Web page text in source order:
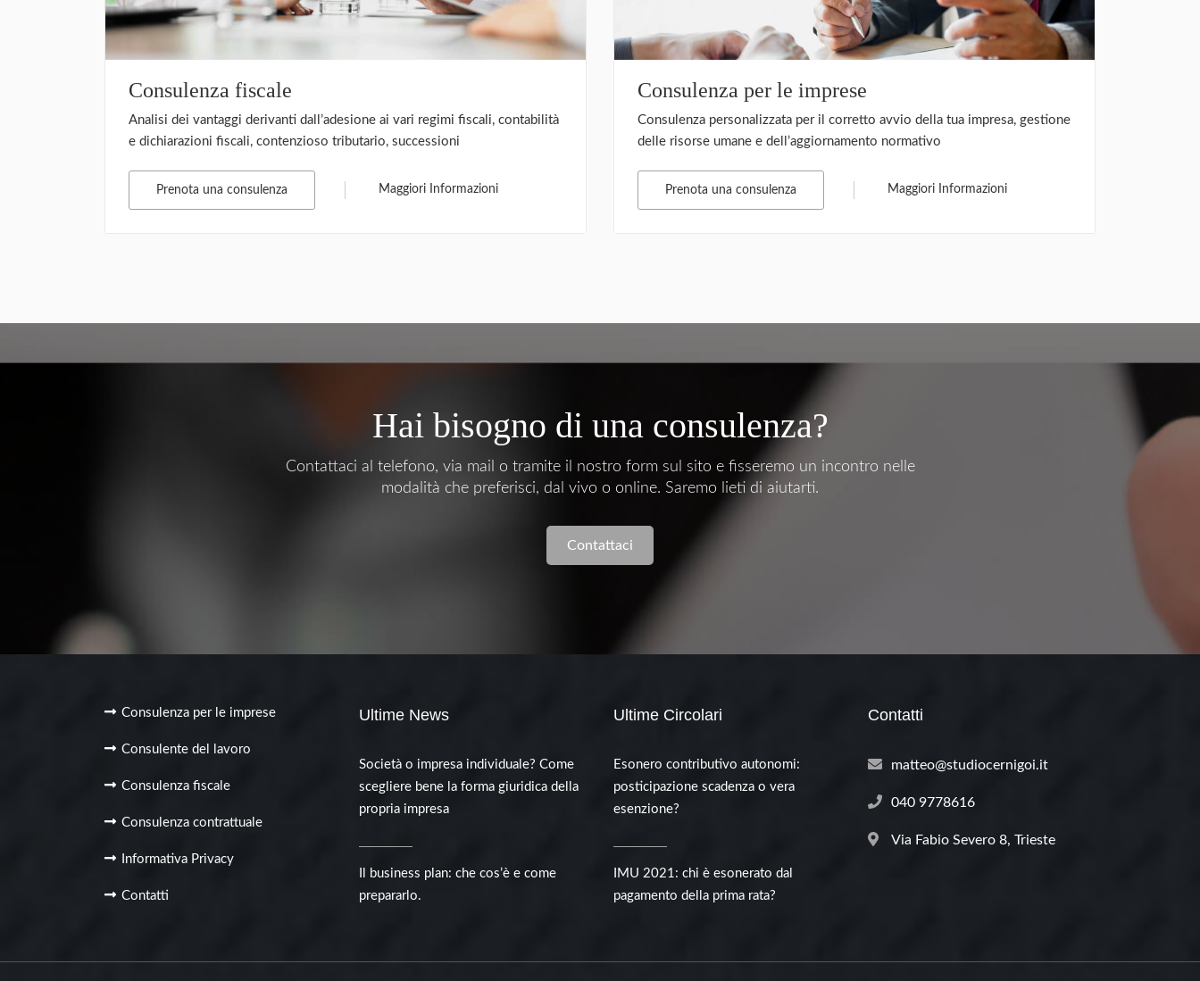
Consulenza fiscale
Analisi dei vantaggi derivanti dall’adesione ai vari regimi fiscali, contabilità
e dichiarazioni fiscali, contenzioso tributario, successioni
Prenota una consulenza Maggiori Informazioni
Consulenza per le imprese
Consulenza personalizzata per il corretto avvio della tua impresa, gestione
delle risorse umane e dell’aggiornamento normativo
Prenota una consulenza Maggiori Informazioni
Hai bisogno di una consulenza?
Contattaci al telefono, via mail o tramite il nostro form sul sito e fisseremo un incontro nelle
modalità che preferisci, dal vivo o online. Saremo lieti di aiutarti.
Contattaci
Consulenza per le imprese
Consulente del lavoro
Consulenza fiscale
Consulenza contrattuale
Informativa Privacy
Contatti
Ultime News
Società o impresa individuale? Come
scegliere bene la forma giuridica della
propria impresa
Il business plan: che cos’è e come
prepararlo.
Ultime Circolari
Esonero contributivo autonomi:
posticipazione scadenza o vera
esenzione?
IMU 2021: chi è esonerato dal
pagamento della prima rata?
Contatti
matteo@studiocernigoi.it
040 9778616
Via Fabio Severo 8, Trieste